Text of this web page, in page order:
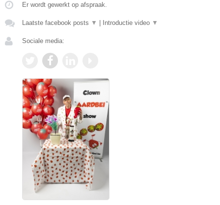
Er wordt gewerkt op afspraak.
Laatste facebook posts ▼ | Introductie video ▼
Sociale media: